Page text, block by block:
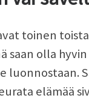
toinen
saan olla
luonnostaan.
elämää